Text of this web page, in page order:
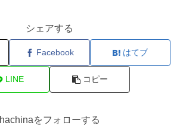
シェアする
Facebook はてブ
LINE コピー
hachinaをフォローする